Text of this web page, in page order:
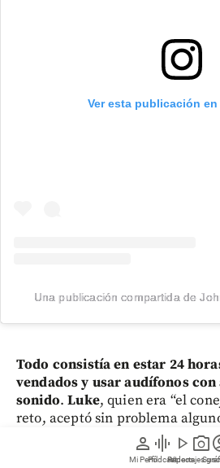
person
Mi Perfil
graphic_eq
Pódcast
play_arrow
Videos
photo_camera
Reportajes
Ver esta publicación
Una publicación compartida de
Todo consistía en estar 24
vendados y usar audífonos
sonido.Luke, quien era “el
reto, aceptó sin problema
desconociendo la gran sorpresa
amigo al finalizar la travesía.